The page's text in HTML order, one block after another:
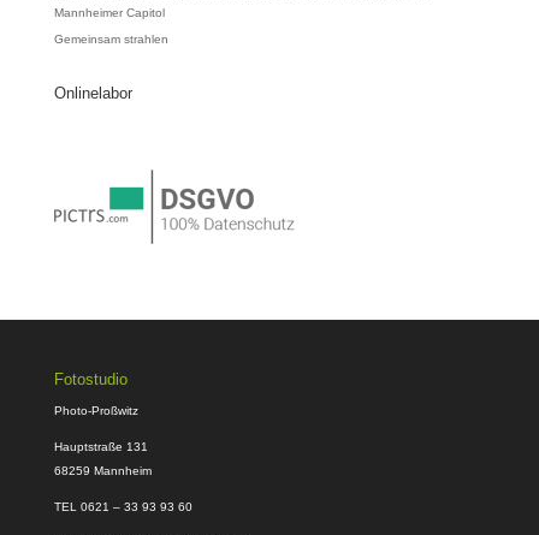
Mannheimer Capitol
Gemeinsam strahlen
Onlinelabor
Fotostudio
Photo-Proßwitz
Hauptstraße 131
68259 Mannheim
TEL 0621 – 33 93 93 60